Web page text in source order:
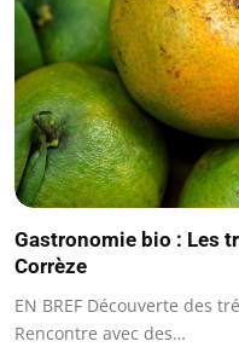
Gastronomie bio : Les
Corrèze
EN BREF Découverte des
Rencontre avec des…